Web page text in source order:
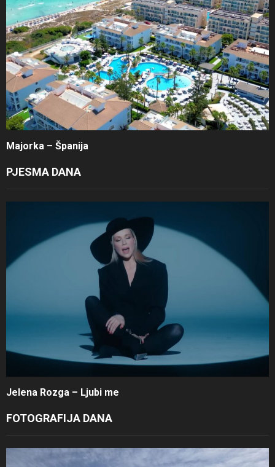
Majorka – Španija
PJESMA DANA
Jelena Rozga – Ljubi me
FOTOGRAFIJA DANA